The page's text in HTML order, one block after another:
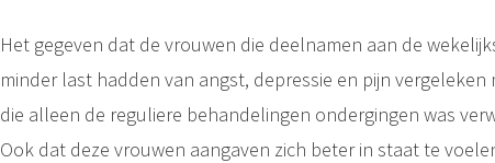
Het gegeven dat de vrouwen die deelnamen aan de
minder last hadden van angst, depressie en pijn
die alleen de reguliere behandelingen ondergingen was
Ook dat deze vrouwen aangaven zich beter in staat te